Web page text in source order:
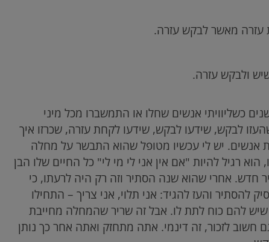
עזרה מאשר לבקש עזרה.
ולבקש עזרה.
כשליוויתי אנשים שחלו או התמשברו מכל מיני
לבקש, שידעו לבקש, שידעו לקחת עזרה, שכרזו איך
יש לי עכשיו מטופל שהוא התבשר על מחלה
רגיל להיות "אם אין אני לי מי לי" כל החיים שלו הבן
חדש. אחרי שהוא שנה הסתיר וזה רק היה לרעתו, כי
והעז להגיד: אני תלוי, אני צריך – התחילו
להם כוח לתת לו. אבל זה שריר שהמחלה מחייבת
חשוב לזכור, זה דינמי. אתה מתחזק ואתה אחר כך נותן